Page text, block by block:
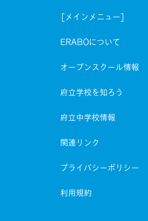
[メインメニュー]
ERABOについて
オープンスクール情報
府立学校を知ろう
府立中学校情報
関連リンク
プライバシーポリシー
利用規約